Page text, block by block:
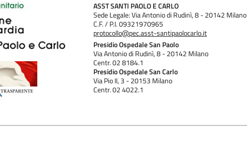
ASST SANTI PAOLO E CARLO
Sede Legale: Via Antonio di Rudinì, 8 - 20142 Milano
C.F. / P.I. 09321970965
protocollo@pec.asst-santipaolocarlo.it
Presidio Ospedale San Paolo
Via Antonio di Rudinì, 8 - 20142 Milano
Centr. 02 8184.1
Presidio Ospedale San Carlo
Via Pio II, 3 - 20153 Milano
Centr. 02 4022.1